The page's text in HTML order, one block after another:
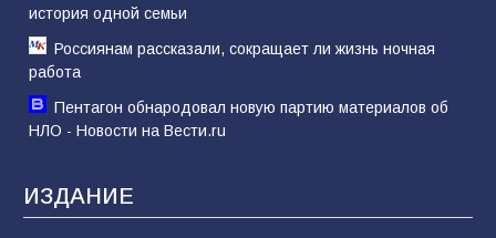
история одной семьи
Россиянам рассказали, сокращает ли жизнь ночная
работа
Пентагон обнародовал новую партию материалов об
НЛО - Новости на Вести.ru
ИЗДАНИЕ